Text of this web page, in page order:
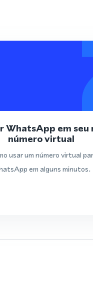
WhatsApp em seu
número virtual
usar um número virtual
em alguns minutos.